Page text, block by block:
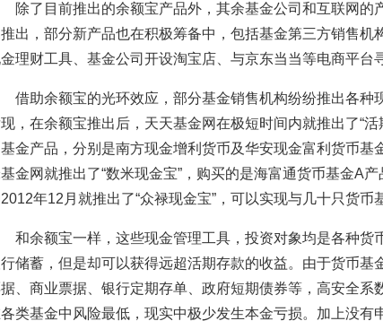
除了目前推出的余额宝产品外，其余基金公司和互联网的
出，部分新产品也在积极筹备中，包括基金第三方销售机
理财工具、基金公司开设淘宝店、与京东当当等电商平台
借助余额宝的光环效应，部分基金销售机构纷纷推出各种
，在余额宝推出后，天天基金网在极短时间内就推出了“
金产品，分别是南方现金增利货币及华安现金富利货币基
金网就推出了“数米现金宝”，购买的是海富通货币基金A
年12月就推出了“众禄现金宝”，可以实现与几十只货币
和余额宝一样，这些现金管理工具，投资对象均是各种货
储蓄，但是却可以获得远超活期存款的收益。由于货币基
、商业票据、银行定期存单、政府短期债券等，高安全系
类基金中风险最低，现实中极少发生本金亏损。加上没有